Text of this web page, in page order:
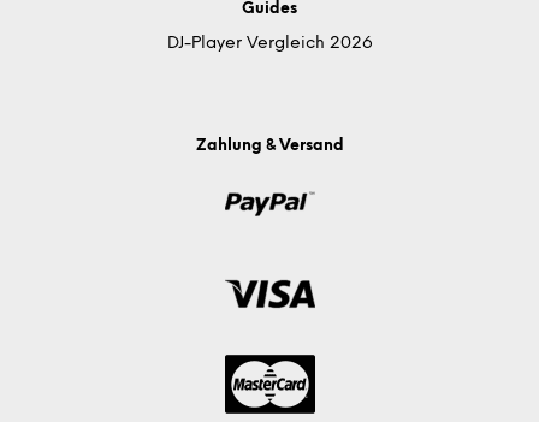
Guides
DJ-Player Vergleich 2026
Zahlung & Versand